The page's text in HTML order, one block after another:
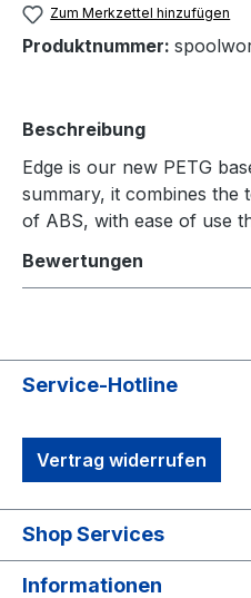
Zum Merkzettel hinzufügen
Produktnummer:
Beschreibung
Edge is our new PETG
summary, it combines the
of ABS, with ease of use
Bewertungen
Service-Hotline
Vertrag widerrufen
Shop Services
Informationen